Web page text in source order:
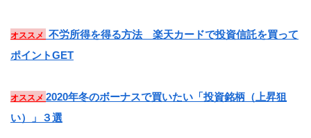
オススメ
不労所得を得る方法 楽天カードで投資信託を買って
ポイントGET
オススメ 2020年冬のボーナスで買いたい「投資銘柄（上昇狙
い）」３選